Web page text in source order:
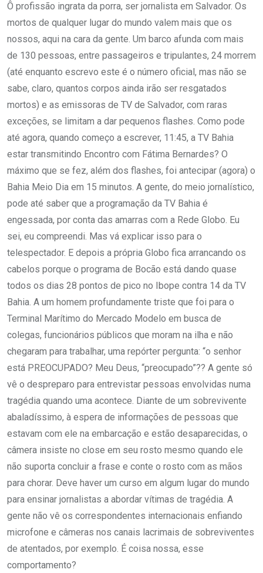
Ô profissão ingrata da porra, ser jornalista em Salvador. Os
mortos de qualquer lugar do mundo valem mais que os
nossos, aqui na cara da gente. Um barco afunda com mais
de 130 pessoas, entre passageiros e tripulantes, 24 morrem
(até enquanto escrevo este é o número oficial, mas não se
sabe, claro, quantos corpos ainda irão ser resgatados
mortos) e as emissoras de TV de Salvador, com raras
exceções, se limitam a dar pequenos flashes. Como pode
até agora, quando começo a escrever, 11:45, a TV Bahia
estar transmitindo Encontro com Fátima Bernardes? O
máximo que se fez, além dos flashes, foi antecipar (agora) o
Bahia Meio Dia em 15 minutos. A gente, do meio jornalístico,
pode até saber que a programação da TV Bahia é
engessada, por conta das amarras com a Rede Globo. Eu
sei, eu compreendi. Mas vá explicar isso para o
telespectador. E depois a própria Globo fica arrancando os
cabelos porque o programa de Bocão está dando quase
todos os dias 28 pontos de pico no Ibope contra 14 da TV
Bahia. A um homem profundamente triste que foi para o
Terminal Marítimo do Mercado Modelo em busca de
colegas, funcionários públicos que moram na ilha e não
chegaram para trabalhar, uma repórter pergunta: “o senhor
está PREOCUPADO? Meu Deus, “preocupado”?? A gente só
vê o despreparo para entrevistar pessoas envolvidas numa
tragédia quando uma acontece. Diante de um sobrevivente
abaladíssimo, à espera de informações de pessoas que
estavam com ele na embarcação e estão desaparecidas, o
câmera insiste no close em seu rosto mesmo quando ele
não suporta concluir a frase e conte o rosto com as mãos
para chorar. Deve haver um curso em algum lugar do mundo
para ensinar jornalistas a abordar vítimas de tragédia. A
gente não vê os correspondentes internacionais enfiando
microfone e câmeras nos canais lacrimais de sobreviventes
de atentados, por exemplo. É coisa nossa, esse
comportamento?